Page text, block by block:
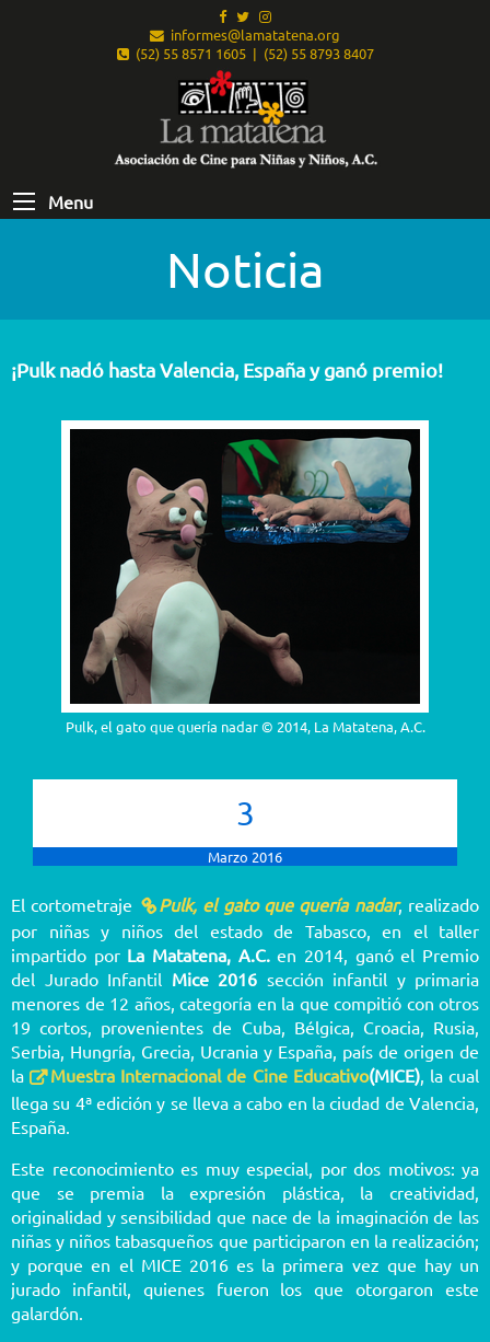
informes@lamatatena.org
(52) 55 8571 1605 | (52) 55 8793 8407
Menu
Noticia
¡Pulk nadó hasta Valencia, España y ganó premio!
Pulk, el gato que quería nadar © 2014, La Matatena, A.C.
3
Marzo 2016
El cortometraje Pulk, el gato que quería nadar, realizado
por niñas y niños del estado de Tabasco, en el taller
impartido por La Matatena, A.C.en 2014, ganó el Premio
del Jurado Infantil Mice 2016 sección infantil y primaria
menores de 12 años, categoría en la que compitió con otros
19 cortos, provenientes de Cuba, Bélgica, Croacia, Rusia,
Serbia, Hungría, Grecia, Ucrania y España, país de origen de
la
Muestra Internacional de Cine Educativo(MICE), la cual
llega su 4ª edición y se lleva a cabo en la ciudad de Valencia,
España.
Este reconocimiento es muy especial, por dos motivos: ya
que se premia la expresión plástica, la creatividad,
originalidad y sensibilidad que nace de la imaginación de las
niñas y niños tabasqueños que participaron en la realización;
y porque en el MICE 2016 es la primera vez que hay un
jurado infantil, quienes fueron los que otorgaron este
galardón.